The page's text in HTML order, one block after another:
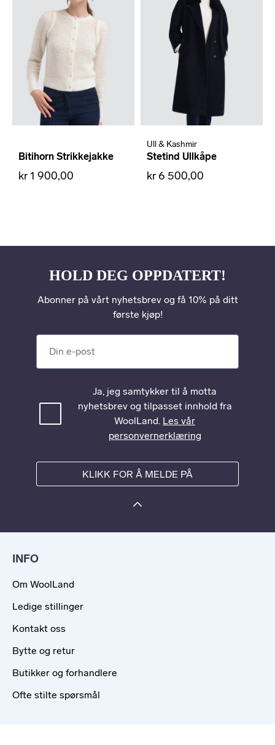
Bitihorn Strikkejakke
kr 1 900,00
Ull & Kashmir
Stetind Ullkåpe
kr 6 500,00
HOLD DEG OPPDATERT!
Abonner på vårt nyhetsbrev og få 10% på ditt
første kjøp!
Ja, jeg samtykker til å motta
nyhetsbrev og tilpasset innhold fra
WoolLand. Les vår
personvernerklæring
KLIKK FOR Å MELDE PÅ
INFO
Om WoolLand
Ledige stillinger
Kontakt oss
Bytte og retur
Butikker og forhandlere
Ofte stilte spørsmål